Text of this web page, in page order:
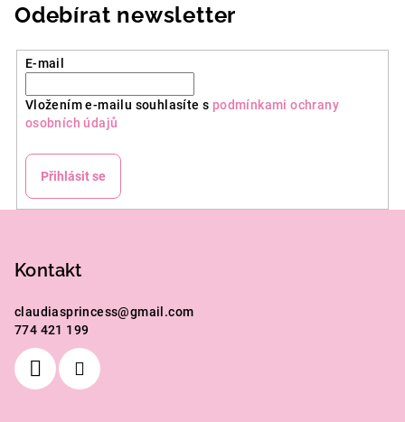
í
k
i
í
Odebírat newsletter
E-mail
Vložením e-mailu souhlasíte s podmínkami ochrany
osobních údajů
Přihlásit se
Kontakt
claudiasprincess@gmail.com
774 421 199